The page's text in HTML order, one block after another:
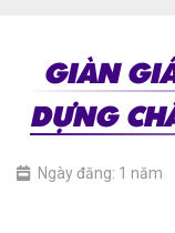
GIÀN
DỰNG
Ngày đăng: 1 năm